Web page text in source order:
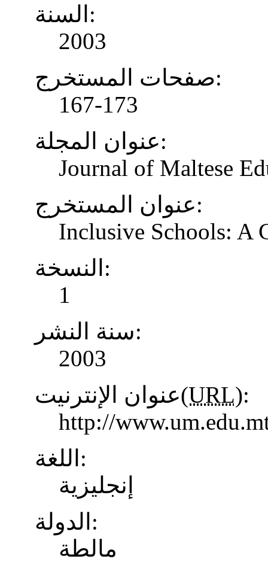
السنة:
2003
صفحات المستخرج:
167-173
عنوان المجلة:
Journal of Maltese
عنوان المستخرج:
Inclusive Schools: A
النسخة:
1
سنة النشر:
2003
عنوان الإنترنيت(URL):
http://
اللغة:
إنجليزية
الدولة:
مالطة